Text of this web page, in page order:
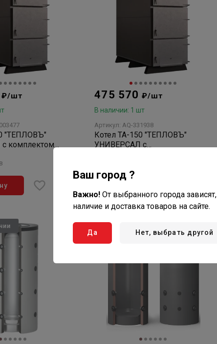
₽/шт
"ТЕПЛОВЪ"
комплектом
475 570₽/шт
В наличии: 1 шт
Артикул: AQ-331938
Котел ТА-150 "ТЕПЛОВЪ"
УНИВЕРСАЛ с
Нет в наличии
Ваш город ?
Важно! От выбранного города зависят,
наличие и доставка товаров на сайте.
Да Нет, выбрать другой